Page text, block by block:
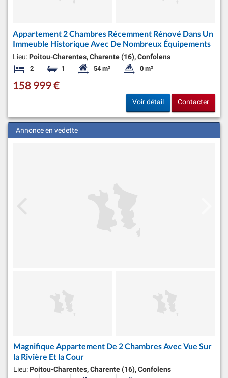
Appartement 2 Chambres Récemment Rénové Dans Un
Immeuble Historique Avec De Nombreux Équipements
Lieu: Poitou-Charentes, Charente (16), Confolens
2 Chambres1 Salle de bainSurface habitable:
54 m² Superficie du terrain:
0 m²
158 999 €
Voir détail Contacter
Annonce en vedette
Magnifique Appartement De 2 Chambres Avec Vue Sur
la Rivière Et la Cour
Lieu: Poitou-Charentes, Charente (16), Confolens